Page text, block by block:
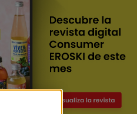
Apps
Camino de